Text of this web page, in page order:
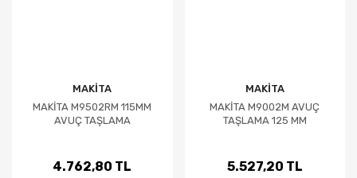
MAKİTA
MAKİTA M9502RM 115MM
AVUÇ TAŞLAMA
4.762,80 TL
MAKİTA
MAKİTA M9002M AVUÇ
TAŞLAMA 125 MM
5.527,20 TL